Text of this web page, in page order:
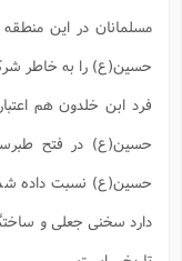
مسلمانان در این
حسین(ع) را به خاطر
فرد ابن خلدون هم
حسین(ع) در فتح
حسین(ع) نسبت داده
دارد سخنی جعلی و